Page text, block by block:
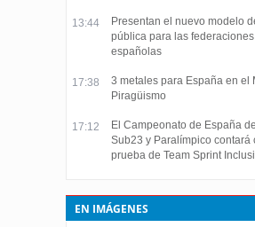
13:44
Presentan el nuevo modelo
pública para las
españolas
17:38
3 metales para España en el
Piragüismo
17:12
El Campeonato de España
Sub23 y Paralímpico contará
prueba de Team Sprint
EN IMÁGENES